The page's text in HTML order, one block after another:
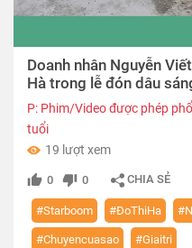
02:05
Doanh nhân Nguyễn
Hà trong lễ đón dâu
P: Phim/Video được phép
tuổi
19 lượt xem
0 0 CHIA SẺ
#Starboom #ĐoThiHa
#Chuyencuasao #Giaitri